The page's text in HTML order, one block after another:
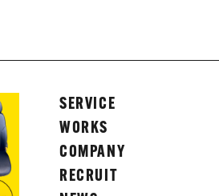
SERVICE
WORKS
COMPANY
RECRUIT